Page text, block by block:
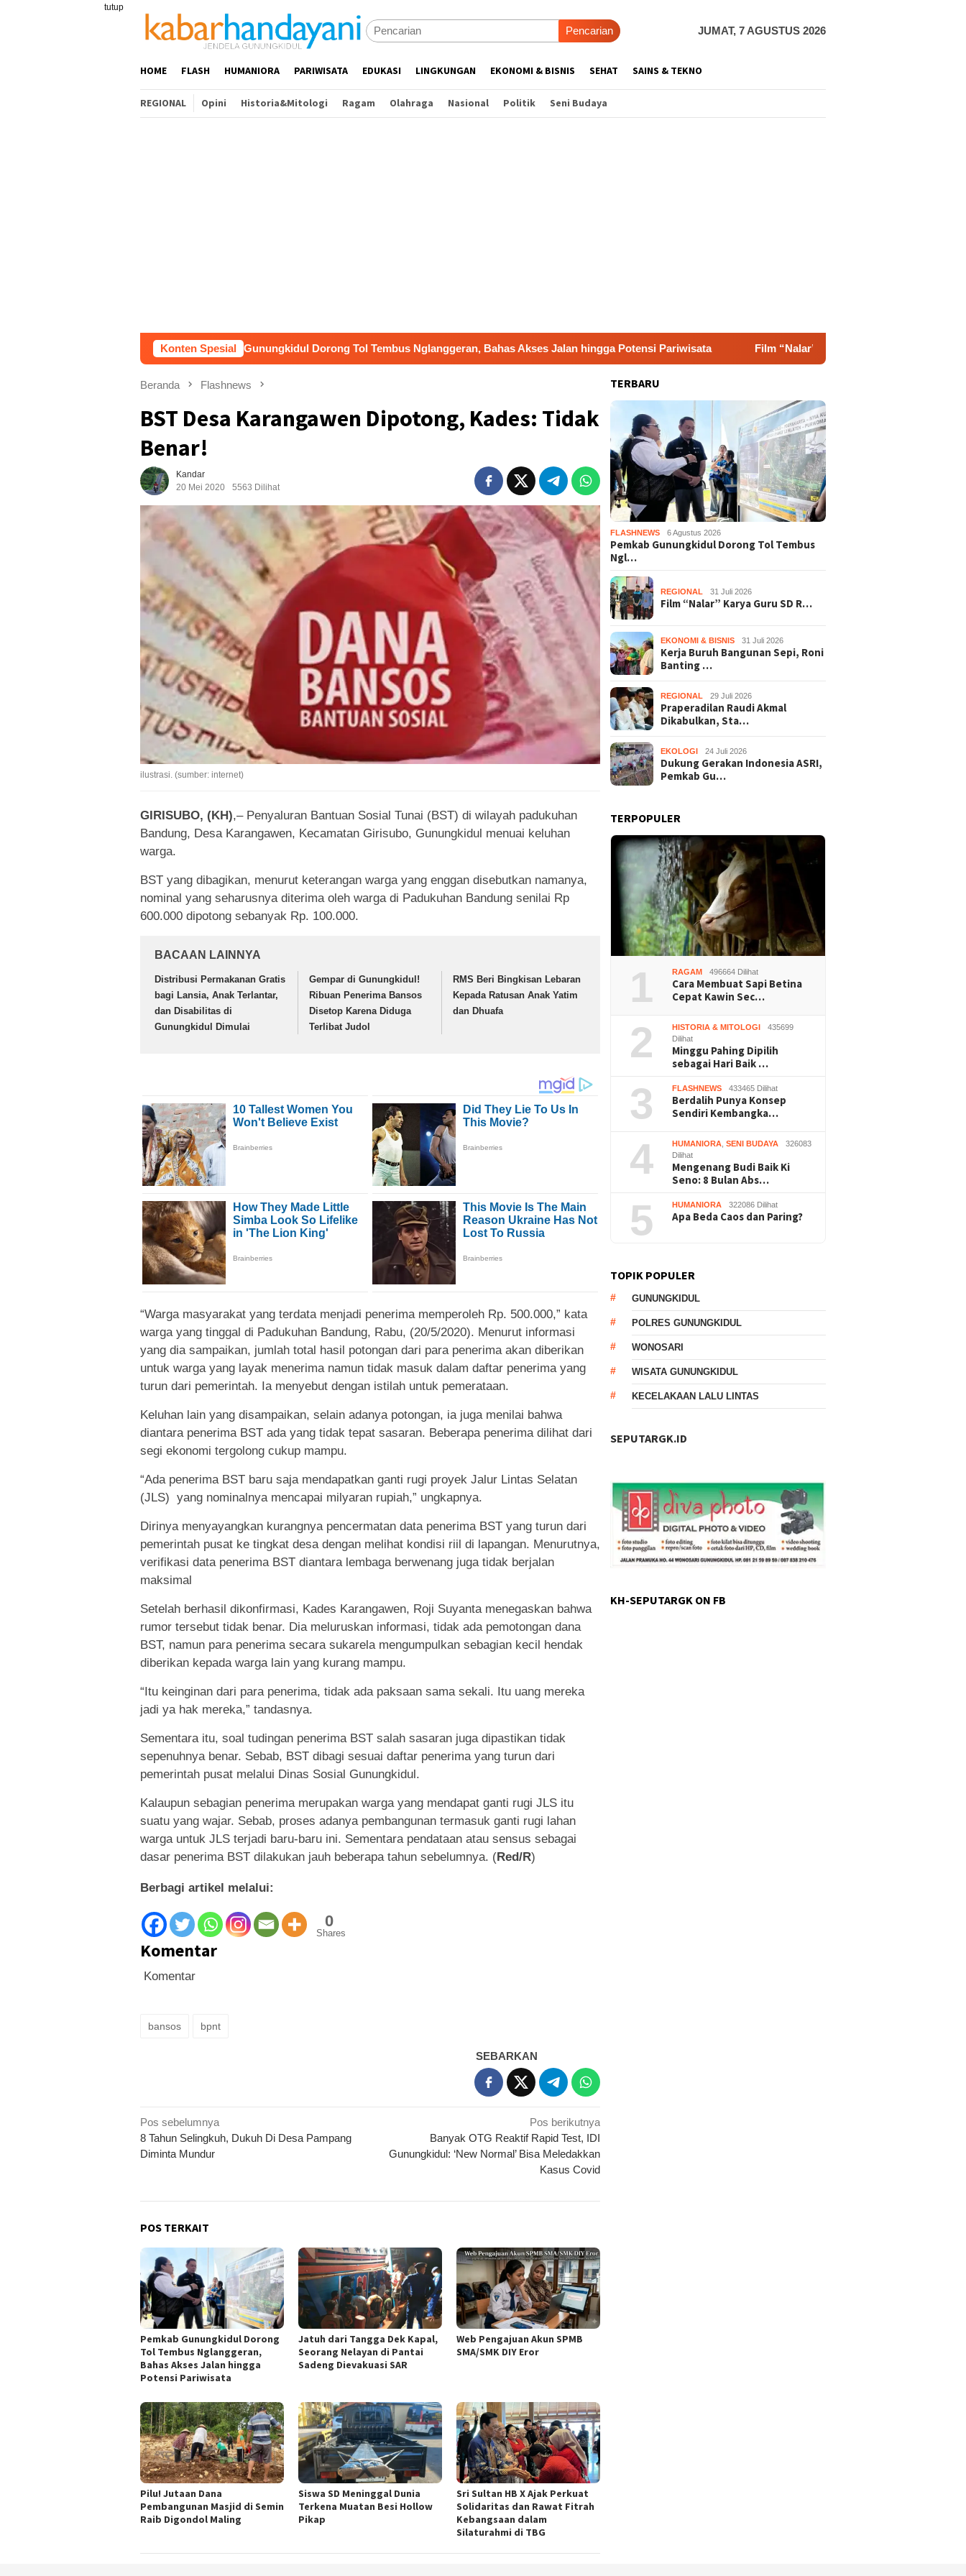
tutup
Pencarian JUMAT, 7 AGUSTUS 2026
HOME FLASH HUMANIORA PARIWISATA EDUKASI LINGKUNGAN EKONOMI & BISNIS SEHAT SAINS & TEKNO
REGIONAL Opini Historia&Mitologi Ragam Olahraga Nasional Politik Seni Budaya
Konten Spesial
Pemkab Gunungkidul Dorong Tol Tembus Nglanggeran, Bahas Akses Jalan hingga Potensi Pariwisata Film “Nalar” Karya Guru SD Raih Juara 1 Lomba Video
Beranda Flashnews
BST Desa Karangawen Dipotong, Kades: Tidak
Benar!
Kandar
20 Mei 2020
5563 Dilihat
ilustrasi. (sumber: internet)
GIRISUBO, (KH),– Penyaluran Bantuan Sosial Tunai (BST) di wilayah padukuhan
Bandung, Desa Karangawen, Kecamatan Girisubo, Gunungkidul menuai keluhan
warga.
BST yang dibagikan, menurut keterangan warga yang enggan disebutkan namanya,
nominal yang seharusnya diterima oleh warga di Padukuhan Bandung senilai Rp
600.000 dipotong sebanyak Rp. 100.000.
BACAAN LAINNYA
Distribusi Permakanan Gratis
bagi Lansia, Anak Terlantar,
dan Disabilitas di
Gunungkidul Dimulai
Gempar di Gunungkidul!
Ribuan Penerima Bansos
Disetop Karena Diduga
Terlibat Judol
RMS Beri Bingkisan Lebaran
Kepada Ratusan Anak Yatim
dan Dhuafa
“Warga masyarakat yang terdata menjadi penerima memperoleh Rp. 500.000,” kata
warga yang tinggal di Padukuhan Bandung, Rabu, (20/5/2020). Menurut informasi
yang dia sampaikan, jumlah total hasil potongan dari para penerima akan diberikan
untuk warga yang layak menerima namun tidak masuk dalam daftar penerima yang
turun dari pemerintah. Ia menyebut dengan istilah untuk pemerataan.
Keluhan lain yang disampaikan, selain adanya potongan, ia juga menilai bahwa
diantara penerima BST ada yang tidak tepat sasaran. Beberapa penerima dilihat dari
segi ekonomi tergolong cukup mampu.
“Ada penerima BST baru saja mendapatkan ganti rugi proyek Jalur Lintas Selatan
(JLS) yang nominalnya mencapai milyaran rupiah,” ungkapnya.
Dirinya menyayangkan kurangnya pencermatan data penerima BST yang turun dari
pemerintah pusat ke tingkat desa dengan melihat kondisi riil di lapangan. Menurutnya,
verifikasi data penerima BST diantara lembaga berwenang juga tidak berjalan
maksimal
Setelah berhasil dikonfirmasi, Kades Karangawen, Roji Suyanta menegaskan bahwa
rumor tersebut tidak benar. Dia meluruskan informasi, tidak ada pemotongan dana
BST, namun para penerima secara sukarela mengumpulkan sebagian kecil hendak
diberikan kepada warga lain yang kurang mampu.
“Itu keinginan dari para penerima, tidak ada paksaan sama sekali. Itu uang mereka
jadi ya hak mereka,” tandasnya.
Sementara itu, soal tudingan penerima BST salah sasaran juga dipastikan tidak
sepenuhnya benar. Sebab, BST dibagi sesuai daftar penerima yang turun dari
pemerintah pusat melalui Dinas Sosial Gunungkidul.
Kalaupun sebagian penerima merupakan warga yang mendapat ganti rugi JLS itu
suatu yang wajar. Sebab, proses adanya pembangunan termasuk ganti rugi lahan
warga untuk JLS terjadi baru-baru ini. Sementara pendataan atau sensus sebagai
dasar penerima BST dilakukan jauh beberapa tahun sebelumnya. (Red/R)
Berbagi artikel melalui:
0
Shares
Komentar
Komentar
bansos bpnt
SEBARKAN
Navigasi
pos
Pos sebelumnya
8 Tahun Selingkuh, Dukuh Di Desa Pampang
Diminta Mundur
Pos berikutnya
Banyak OTG Reaktif Rapid Test, IDI
Gunungkidul: ‘New Normal’ Bisa Meledakkan
Kasus Covid
POS TERKAIT
Pemkab Gunungkidul Dorong
Tol Tembus Nglanggeran,
Bahas Akses Jalan hingga
Potensi Pariwisata
Jatuh dari Tangga Dek Kapal,
Seorang Nelayan di Pantai
Sadeng Dievakuasi SAR
Web Pengajuan Akun SPMB
SMA/SMK DIY Eror
Pilu! Jutaan Dana
Pembangunan Masjid di Semin
Raib Digondol Maling
Siswa SD Meninggal Dunia
Terkena Muatan Besi Hollow
Pikap
Sri Sultan HB X Ajak Perkuat
Solidaritas dan Rawat Fitrah
Kebangsaan dalam
Silaturahmi di TBG
TERBARU
FLASHNEWS 6 Agustus 2026
Pemkab Gunungkidul Dorong Tol Tembus
Ngl…
REGIONAL 31 Juli 2026
Film “Nalar” Karya Guru SD R…
EKONOMI & BISNIS 31 Juli 2026
Kerja Buruh Bangunan Sepi, Roni
Banting …
REGIONAL 29 Juli 2026
Praperadilan Raudi Akmal
Dikabulkan, Sta…
EKOLOGI 24 Juli 2026
Dukung Gerakan Indonesia ASRI,
Pemkab Gu…
TERPOPULER
1 RAGAM 496664 Dilihat
Cara Membuat Sapi Betina
Cepat Kawin Sec…
2 HISTORIA & MITOLOGI
435699
Dilihat
Minggu Pahing Dipilih
sebagai Hari Baik …
3 FLASHNEWS 433465 Dilihat
Berdalih Punya Konsep
Sendiri Kembangka…
4 HUMANIORA ,SENI BUDAYA
326083
Dilihat
Mengenang Budi Baik Ki
Seno: 8 Bulan Abs…
5 HUMANIORA 322086 Dilihat
Apa Beda Caos dan Paring?
TOPIK POPULER
GUNUNGKIDUL
POLRES GUNUNGKIDUL
WONOSARI
WISATA GUNUNGKIDUL
KECELAKAAN LALU LINTAS
SEPUTARGK.ID
KH-SEPUTARGK ON FB